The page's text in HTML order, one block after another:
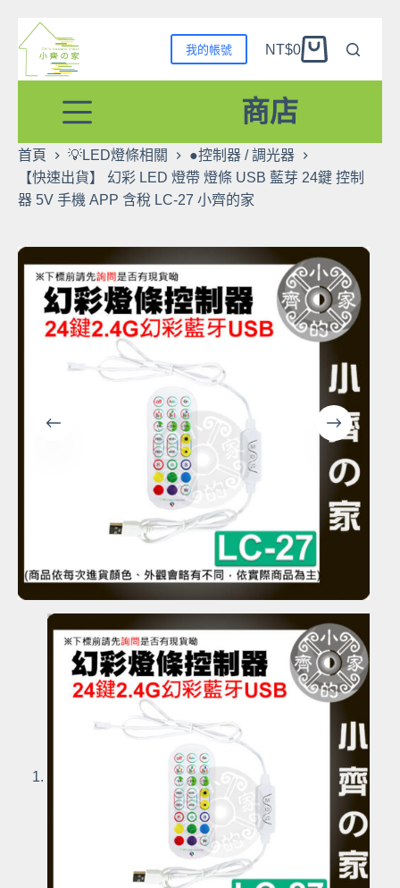
至
主
容
我的帳號
購
物
車
NT$0
商店
首頁 💡LED燈條相關
●控制器 / 調光器
【快速出貨】 幻彩 LED 燈帶 燈條 USB 藍芽 24鍵 控制
器 5V 手機 APP 含稅 LC-27 小齊的家